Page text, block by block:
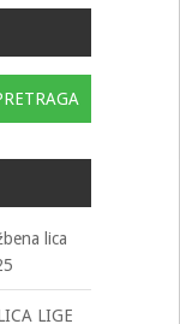
lica
LIGE